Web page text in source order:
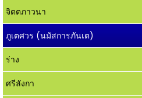
จิตตภาวนา
ภูเตศวร (นมัสการภันเต)
ร่าง
ศรีลังกา